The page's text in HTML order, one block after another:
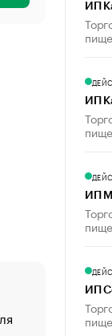
«От
ИП
ИП
ИП
ИП